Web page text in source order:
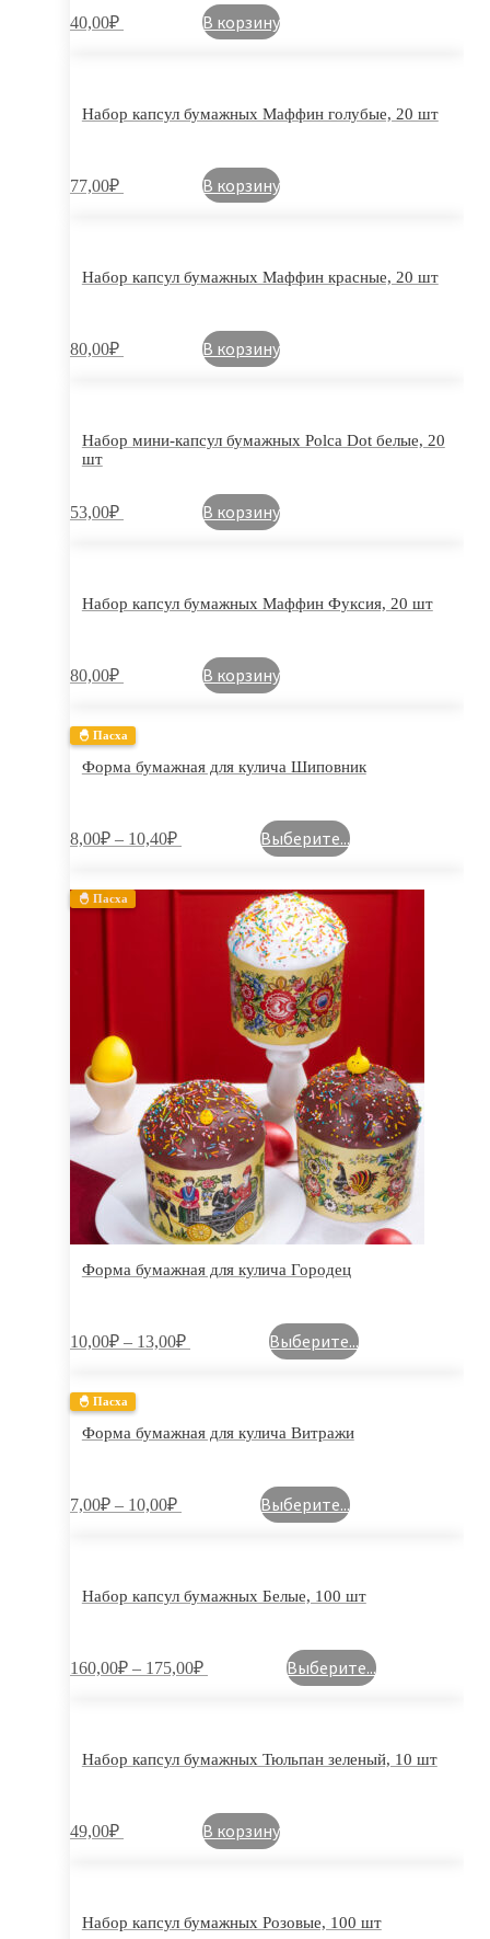
40,00₽ В корзину
Набор капсул бумажных Маффин голубые, 20 шт
77,00₽ В корзину
Набор капсул бумажных Маффин красные, 20 шт
80,00₽ В корзину
Набор мини-капсул бумажных Polca Dot белые, 20
шт
53,00₽ В корзину
Набор капсул бумажных Маффин Фуксия, 20 шт
80,00₽ В корзину
🐣 Пасха
Форма бумажная для кулича Шиповник
8,00₽ – 10,40₽ Выберите...
🐣 Пасха
Форма бумажная для кулича Городец
10,00₽ – 13,00₽ Выберите...
🐣 Пасха
Форма бумажная для кулича Витражи
7,00₽ – 10,00₽ Выберите...
Набор капсул бумажных Белые, 100 шт
160,00₽ – 175,00₽ Выберите...
Набор капсул бумажных Тюльпан зеленый, 10 шт
49,00₽ В корзину
Набор капсул бумажных Розовые, 100 шт